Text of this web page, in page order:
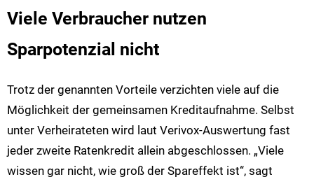
Viele Verbraucher nutzen
Sparpotenzial nicht
Trotz der genannten Vorteile verzichten viele auf die
Möglichkeit der gemeinsamen Kreditaufnahme. Selbst
unter Verheirateten wird laut Verivox-Auswertung fast
jeder zweite Ratenkredit allein abgeschlossen. „Viele
wissen gar nicht, wie groß der Spareffekt ist“, sagt